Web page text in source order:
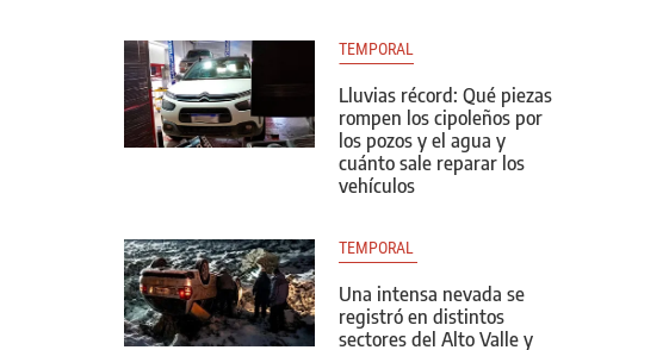
TEMPORAL
Lluvias récord: Qué piezas
rompen los cipoleños por
los pozos y el agua y
cuánto sale reparar los
vehículos
TEMPORAL
Una intensa nevada se
registró en distintos
sectores del Alto Valle y